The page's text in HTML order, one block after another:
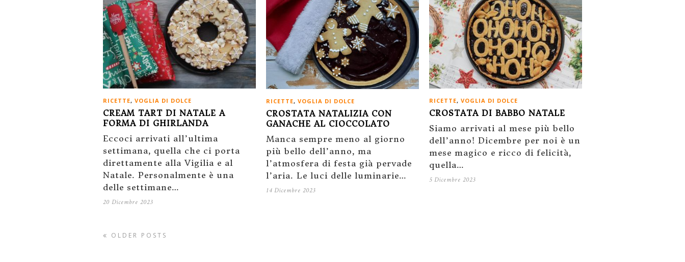
RICETTE, VOGLIA DI DOLCE
CREAM TART DI NATALE A
FORMA DI GHIRLANDA
Eccoci arrivati all’ultima
settimana, quella che ci porta
direttamente alla Vigilia e al
Natale. Personalmente è una
delle settimane…
20 Dicembre 2023
RICETTE, VOGLIA DI DOLCE
CROSTATA NATALIZIA CON
GANACHE AL CIOCCOLATO
Manca sempre meno al giorno
più bello dell’anno, ma
l’atmosfera di festa già pervade
l’aria. Le luci delle luminarie…
14 Dicembre 2023
RICETTE, VOGLIA DI DOLCE
CROSTATA DI BABBO NATALE
Siamo arrivati al mese più bello
dell’anno! Dicembre per noi è un
mese magico e ricco di felicità,
quella…
5 Dicembre 2023
OLDER POSTS